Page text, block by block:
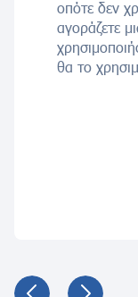
οπότε δεν
αγοράζετε
θα το